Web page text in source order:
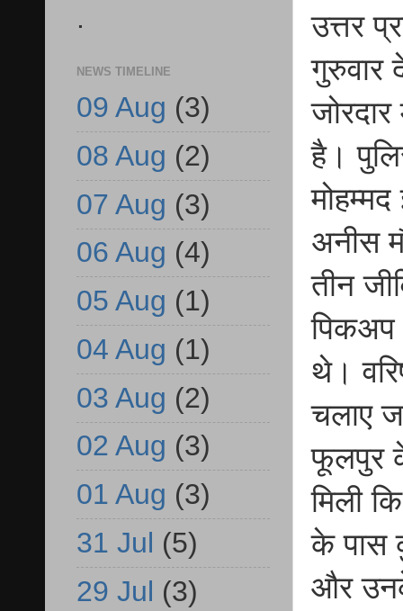
उत्तर
गुरुवार
है।
अनीस
तीन
पिकअप
थे।
चलाए
फूलपुर
मिली
के पास
और
.
NEWS TIMELINE
09 Aug (3)
08 Aug (2)
07 Aug (3)
06 Aug (4)
05 Aug (1)
04 Aug (1)
03 Aug (2)
02 Aug (3)
01 Aug (3)
31 Jul (5)
29 Jul (3)